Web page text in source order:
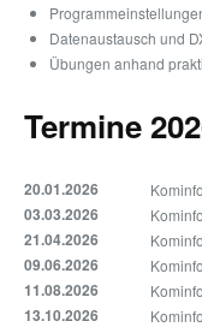
Datenaustausch und
Übungen anhand
Termine
20.01.2026 Kominfo
03.03.2026 Kominfo
21.04.2026 Kominfo
09.06.2026 Kominfo
11.08.2026 Kominfo
13.10.2026 Kominfo